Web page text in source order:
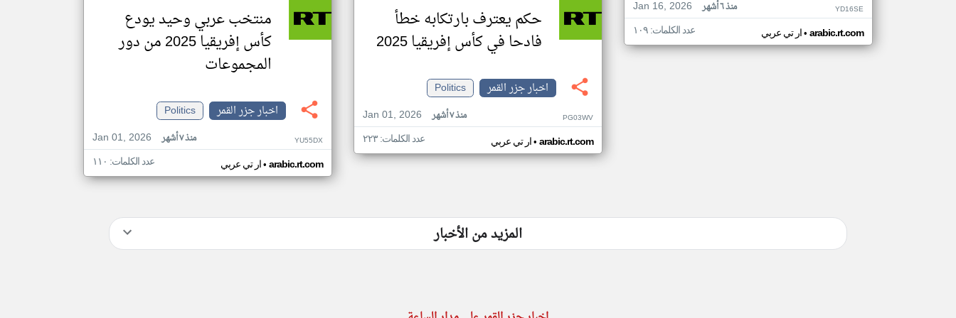
Jan 16, 2026 منذ ٦ أشهر YD16SE
ار تي عربي• arabic.rt.com عدد الكلمات: ١٠٩
حكم يعترف بارتكابه خطأ
فادحا في كأس إفريقيا 2025
اخبار جزر القمر
Politics
Jan 01, 2026
منذ ٧ أشهر PG03WV
ار تي عربي• arabic.rt.com عدد الكلمات: ٢٢٣
منتخب عربي وحيد يودع
كأس إفريقيا 2025 من دور
المجموعات
اخبار جزر القمر
Politics
Jan 01, 2026
منذ ٧ أشهر YU55DX
ار تي عربي• arabic.rt.com عدد الكلمات: ١١٠
المزيد من الأخبار